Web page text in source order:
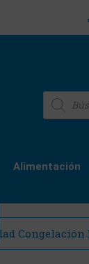
Alimentación